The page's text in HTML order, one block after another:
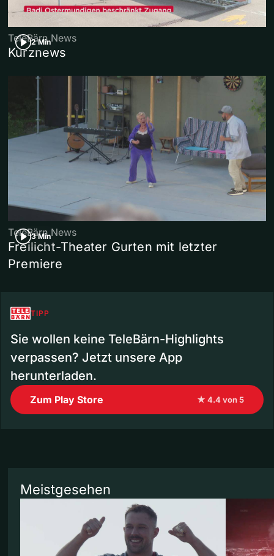
2 Min
TeleBärn News
Kurznews
3 Min
TeleBärn News
Freilicht-Theater Gurten mit letzter
Premiere
TIPP
Sie wollen keine TeleBärn-Highlights
verpassen? Jetzt unsere App
herunterladen.
Zum Play Store ★ 4.4 von 5
Meistgesehen